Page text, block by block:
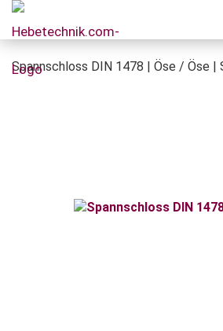
Spannschloss DIN 1478 | Öse / Öse |